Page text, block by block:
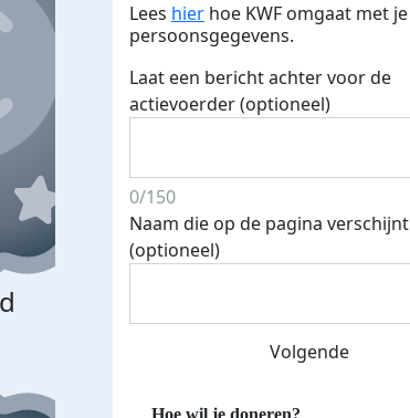
Lees hier hoe KWF omgaat met je
persoonsgegevens.
Laat een bericht achter voor de
actievoerder (optioneel)
0/150
Naam die op de pagina verschijnt
(optioneel)
Volgende